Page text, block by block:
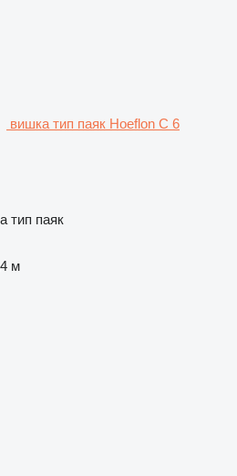
вишка тип паяк Hoeflon C 6
тип паяк
м